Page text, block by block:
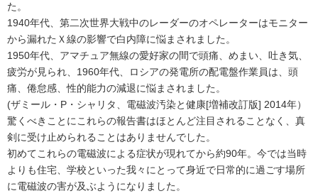
た。
1940年代、第二次世界大戦中のレーダーのオペレーターはモニター
から漏れたＸ線の影響で白内障に悩まされました。
1950年代、アマチュア無線の愛好家の間で頭痛、めまい、吐き気、
疲労が見られ、1960年代、ロシアの発電所の配電盤作業員は、頭
痛、倦怠感、性的能力の減退に悩まされました。
(ザミール・P・シャリタ、電磁波汚染と健康[増補改訂版] 2014年）
驚くべきことにこれらの報告書はほとんど注目されることなく、真
剣に受け止められることはありませんでした。
初めてこれらの電磁波による症状が現れてから約90年。今では当時
よりも住宅、学校といった我々にとって身近で日常的に過ごす場所
に電磁波の害が及ぶようになりました。